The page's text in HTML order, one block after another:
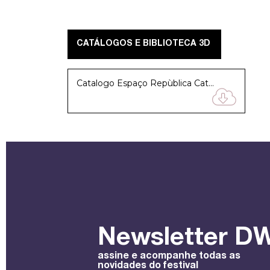
CATÁLOGOS E BIBLIOTECA 3D
Catalogo Espaço Repùblica Catalogo Espaço Repùblica Catalogo Espaço Repùblica Catalogo Espaço Repùblica Catalogo Espaço Repùblica
Newsletter
assine e acompanhe todas as
novidades do festival